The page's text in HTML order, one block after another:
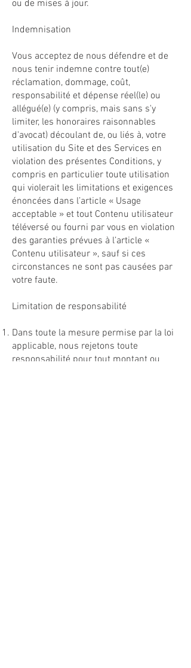
ou de mises à jour.
Indemnisation
Vous acceptez de nous défendre et de
nous tenir indemne contre tout(e)
réclamation, dommage, coût,
responsabilité et dépense réel(le) ou
allégué(e) (y compris, mais sans s'y
limiter, les honoraires raisonnables
d'avocat) découlant de, ou liés à, votre
utilisation du Site et des Services en
violation des présentes Conditions, y
compris en particulier toute utilisation
qui violerait les limitations et exigences
énoncées dans l’article « Usage
acceptable » et tout Contenu utilisateur
téléversé ou fourni par vous en violation
des garanties prévues à l’article «
Contenu utilisateur », sauf si ces
circonstances ne sont pas causées par
votre faute.
Limitation de responsabilité
Dans toute la mesure permise par la loi
applicable, nous rejetons toute
responsabilité pour tout montant ou